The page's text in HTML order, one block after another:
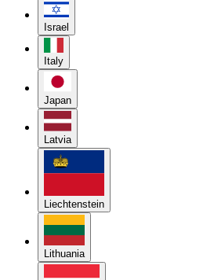
Israel
Italy
Japan
Latvia
Liechtenstein
Lithuania